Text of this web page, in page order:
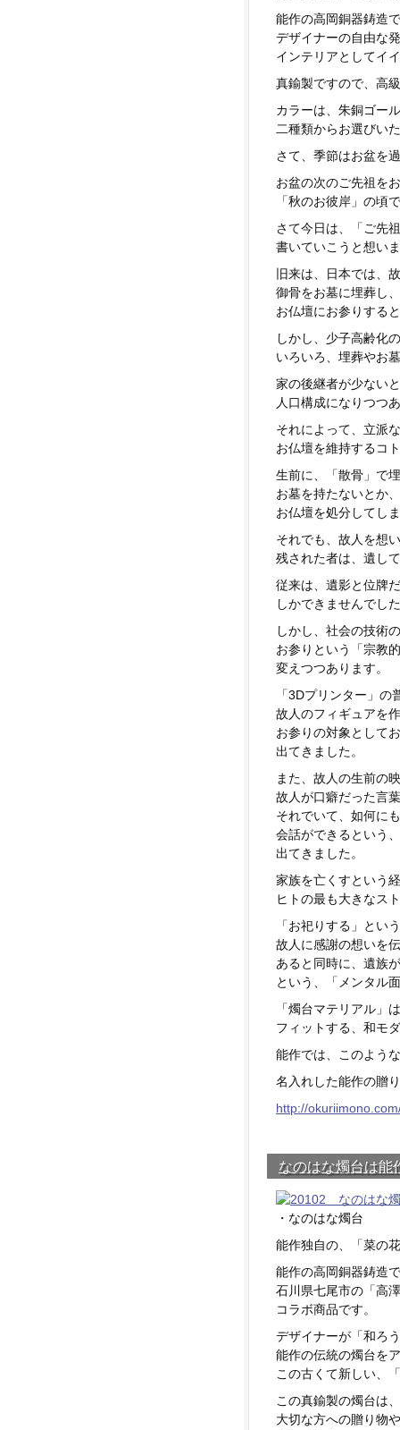
能作の高岡銅器鋳造
デザイナーの自由な
インテリアとしてイ
真鍮製ですので、高
カラーは、朱銅ゴー
二種類からお選びい
さて、季節はお盆を
お盆の次のご先祖を
「秋のお彼岸」の頃
さて今日は、「ご先
書いていこうと想い
旧来は、日本では、
御骨をお墓に埋葬し
お仏壇にお参りする
しかし、少子高齢化
いろいろ、埋葬やお
家の後継者が少ない
人口構成になりつつ
それによって、立派
お仏壇を維持するコ
生前に、「散骨」で
お墓を持たないとか
お仏壇を処分してし
それでも、故人を想
残された者は、遺し
従来は、遺影と位牌
しかできませんでし
しかし、社会の技術
お参りという「宗教
変えつつあります。
「3Dプリンター」の
故人のフィギュアを
お参りの対象として
出てきました。
また、故人の生前の
故人が口癖だった言
それでいて、如何に
会話ができるという
出てきました。
家族を亡くすという
ヒトの最も大きなス
「お祀りする」とい
故人に感謝の想いを
あると同時に、遺族
という、「メンタル
「燭台マテリアル」
フィットする、和モ
能作では、このよう
名入れした能作の贈
http://
なのはな燭台は能
・なのはな燭台
能作独自の、「菜の
能作の高岡銅器鋳造
石川県七尾市の「高
コラボ商品です。
デザイナーが「和ろ
能作の伝統の燭台を
この古くて新しい、
この真鍮製の燭台は
大切な方への贈り物